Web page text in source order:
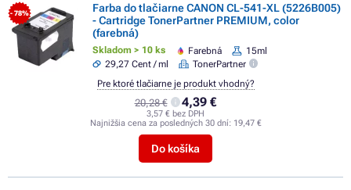
- 78%
Farba do tlačiarne CANON CL-541-XL (5226B005)
- Cartridge TonerPartner PREMIUM, color
(farebná)
Skladom > 10 ks Farebná
15ml
29,27 Cent / ml
TonerPartner
20,28 € 4,39 €
3,57 € bez DPH
Najnižšia cena za posledných 30 dní: 19,47 €
Do košíka
Pre ktoré tlačiarne je produkt vhodný?